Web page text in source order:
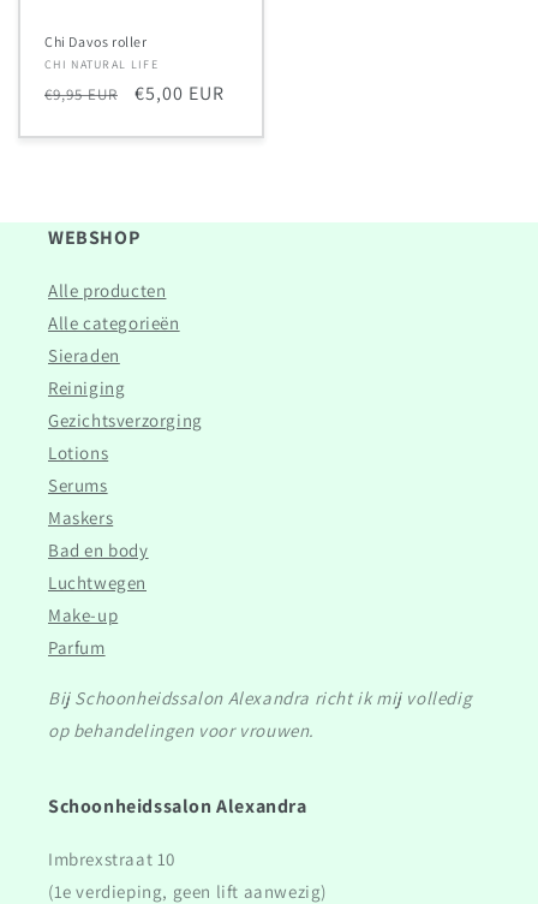
Chi Davos roller
Verkoper:
CHI NATURAL LIFE
Normale
€9,95 EUR Aanbiedingsprijs
€5,00 EUR
WEBSHOP
Alle producten
Alle categorieën
Sieraden
Reiniging
Gezichtsverzorging
Lotions
Serums
Maskers
Bad en body
Luchtwegen
Make-up
Parfum
Bij Schoonheidssalon Alexandra richt ik mij volledig
op behandelingen voor vrouwen.
Schoonheidssalon Alexandra
Imbrexstraat 10
(1e verdieping, geen lift aanwezig)